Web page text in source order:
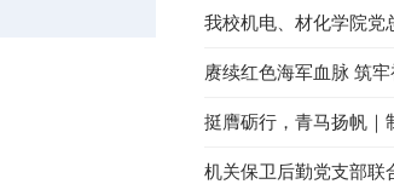
我校机电、材化学院党
赓续红色海军血脉 筑
挺膺砺行，青马扬帆｜
机关保卫后勤党支部联